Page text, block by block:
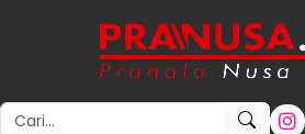
Search for: